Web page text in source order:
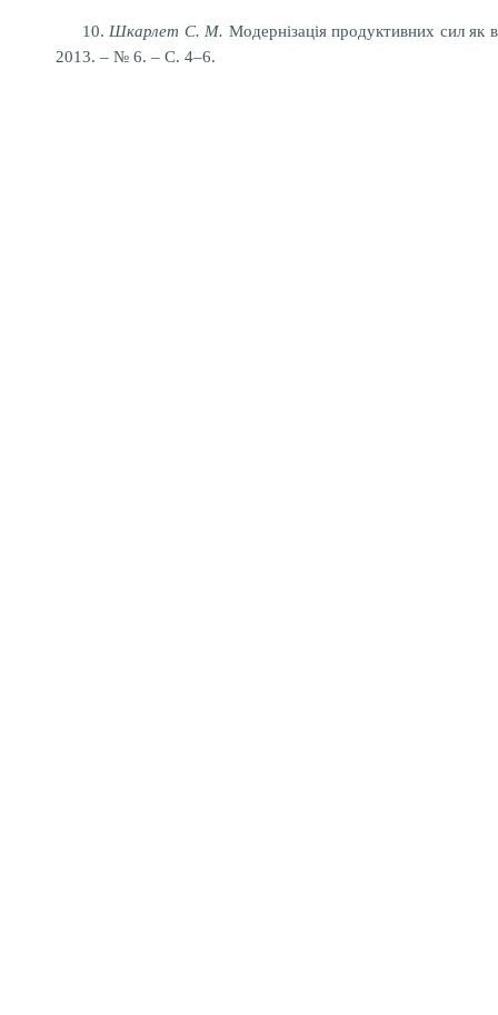
10.Шкарлет С. М. Модернізація продуктивних сил
2013. – № 6. – С. 4–6.